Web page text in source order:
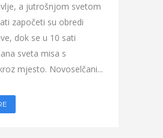
a jutrošnjom svetom
započeti su obredi
dok se u 10 sati
sveta misa s
mjesto. Novoselčani...